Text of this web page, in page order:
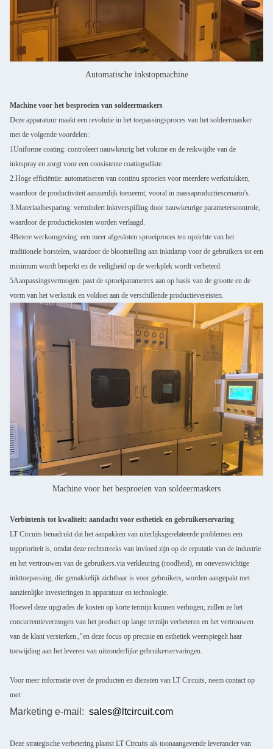
Automatische inkstopmachine
Machine voor het besproeien van soldeermaskers
Deze apparatuur maakt een revolutie in het toepassingsproces van het soldeermasker
met de volgende voordelen:
1Uniforme coating: controleert nauwkeurig het volume en de reikwijdte van de
inktspray en zorgt voor een consistente coatingsdikte.
2.Hoge efficiëntie: automatiseren van continu sproeien voor meerdere werkstukken,
waardoor de productiviteit aanzienlijk toeneemt, vooral in massaproductiescenario's.
3.Materiaalbesparing: vermindert inktverspilling door nauwkeurige parameterscontrole,
waardoor de productiekosten worden verlaagd.
4Betere werkomgeving: een meer afgesloten sproeiproces ten opzichte van het
traditionele borstelen, waardoor de blootstelling aan inktdamp voor de gebruikers tot een
minimum wordt beperkt en de veiligheid op de werkplek wordt verbeterd.
5Aanpassingsvermogen: past de sproeiparameters aan op basis van de grootte en de
vorm van het werkstuk en voldoet aan de verschillende productievereisten.
Machine voor het besproeien van soldeermaskers
Verbintenis tot kwaliteit: aandacht voor esthetiek en gebruikerservaring
LT Circuits benadrukt dat het aanpakken van uiterlijksgerelateerde problemen een
topprioriteit is, omdat deze rechtstreeks van invloed zijn op de reputatie van de industrie
en het vertrouwen van de gebruikers.via verkleuring (roodheid), en onevenwichtige
inkttoepassing, die gemakkelijk zichtbaar is voor gebruikers, worden aangepakt met
aanzienlijke investeringen in apparatuur en technologie.
Hoewel deze upgrades de kosten op korte termijn kunnen verhogen, zullen ze het
concurrentievermogen van het product op lange termijn verbeteren en het vertrouwen
van de klant versterken.,"en deze focus op precisie en esthetiek weerspiegelt haar
toewijding aan het leveren van uitzonderlijke gebruikerservaringen.
Voor meer informatie over de producten en diensten van LT Circuits, neem contact op
met:
Marketing e-mail: sales@ltcircuit.com
Deze strategische verbetering plaatst LT Circuits als toonaangevende leverancier van